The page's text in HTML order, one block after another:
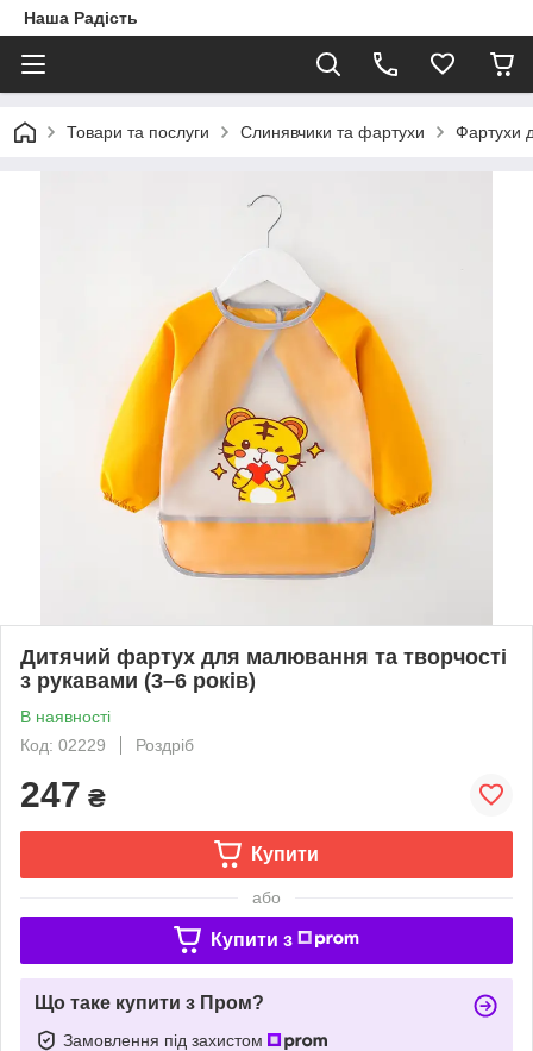
Наша Радість
Товари та послуги Слинявчики та фартухи Фартухи
Дитячий фартух для малювання та творчості
з рукавами (3–6 років)
В наявності
Код: 02229
Роздріб
247 ₴
Купити
або
Купити з
Що таке купити з Пром?
Замовлення під захистом